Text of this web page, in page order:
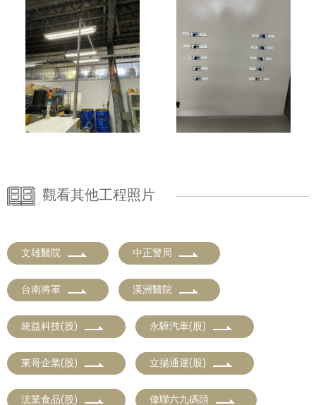
觀看其他工程照片
文雄醫院 中正警局
台南將軍 溪洲醫院
統益科技(股) 永驊汽車(股)
東哥企業(股) 立揚通運(股)
浤業食品(股) 偉聯六九碼頭